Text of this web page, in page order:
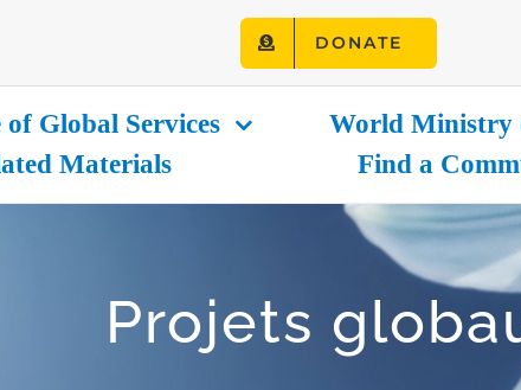
DONATE
of Global Services World Ministry
Materials
Find a
Projets